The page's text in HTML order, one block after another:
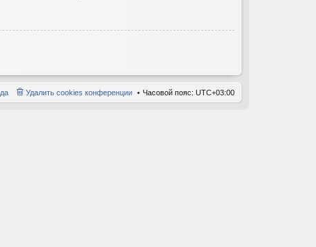
Часовой пояс: UTC+03:00
Удалить cookies конференции